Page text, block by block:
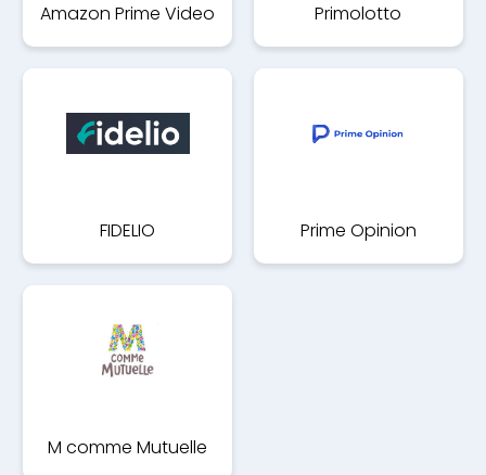
Amazon Prime Video Primolotto
FIDELIO Prime Opinion
M comme Mutuelle